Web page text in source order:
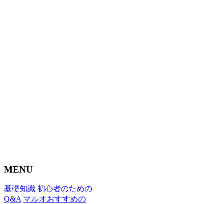
MENU
基礎知識 初心者のための
Q&A マルオおすすめの